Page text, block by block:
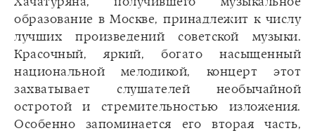
образование в Москве, принадлежит к числу
лучших произведений советской музыки.
Красочный, яркий, богато насыщенный
национальной мелодикой, концерт этот
захватывает слушателей необычайной
остротой и стремительностью изложения.
Особенно запоминается его вторая часть,